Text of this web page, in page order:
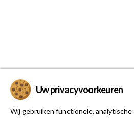
Uw privacyvoorkeuren
Wij gebruiken functionele,